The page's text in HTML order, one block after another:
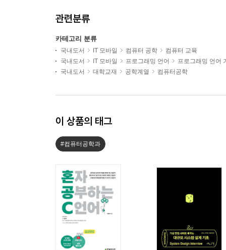
관련분류
카테고리 분류
국내도서 IT 모바일 컴퓨터 공학
컴퓨터 교육
국내도서
IT 모바일 프로그래밍 언어
프로그래밍 언어
국내도서
대학교재 공학계열 컴퓨터공학
이 상품의 태그
#컴퓨터공학과